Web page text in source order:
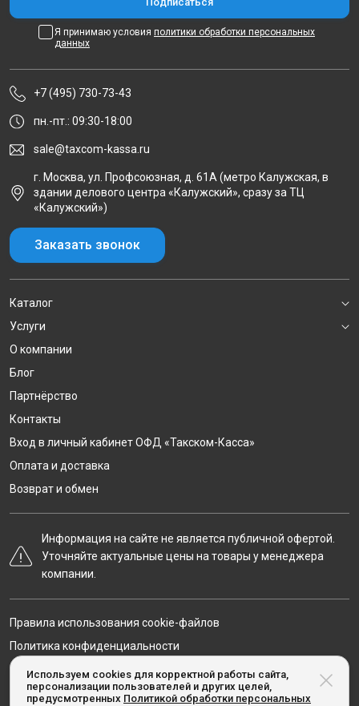
Используем cookies для корректной работы сайта,
персонализации пользователей и других целей,
предусмотренных Политикой обработки персональных
Я принимаю условия политики обработки персональных
данных
+7 (495) 730-73-43
пн.-пт.: 09:30-18:00
sale@taxcom-kassa.ru
г. Москва, ул. Профсоюзная, д. 61А (метро Калужская, в
здании делового центра «Калужский», сразу за ТЦ
«Калужский»)
Заказать звонок
Каталог
Услуги
О компании
Блог
Партнёрство
Контакты
Вход в личный кабинет ОФД «Такском-Касса»
Оплата и доставка
Возврат и обмен
Информация на сайте не является публичной офертой.
Уточняйте актуальные цены на товары у менеджера
компании.
Правила использования cookie-файлов
Политика конфиденциальности
Карта сайта